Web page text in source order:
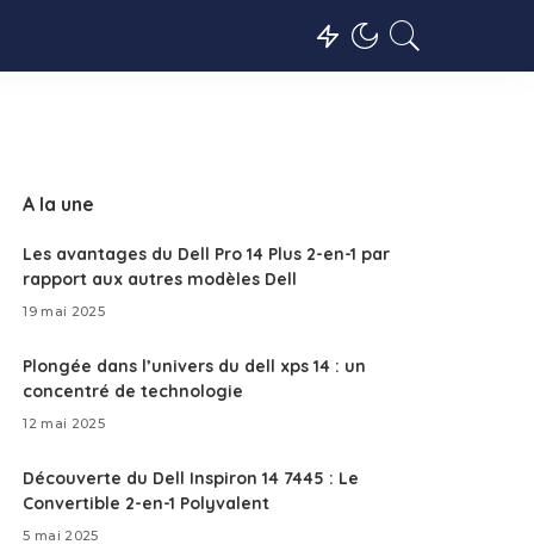
A la une
Les avantages du Dell Pro 14 Plus 2-en-1 par
rapport aux autres modèles Dell
19 mai 2025
Plongée dans l’univers du dell xps 14 : un
concentré de technologie
12 mai 2025
Découverte du Dell Inspiron 14 7445 : Le
Convertible 2-en-1 Polyvalent
5 mai 2025